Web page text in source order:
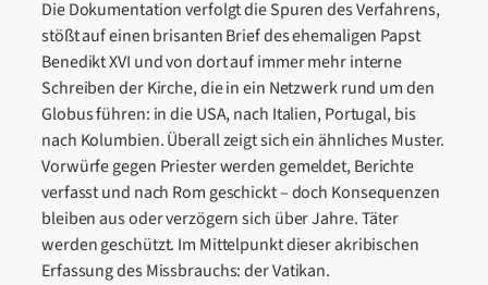
Die Dokumentation verfolgt die Spuren des Verfahrens,
stößt auf einen brisanten Brief des ehemaligen Papst
Benedikt XVI und von dort auf immer mehr interne
Schreiben der Kirche, die in ein Netzwerk rund um den
Globus führen: in die USA, nach Italien, Portugal, bis
nach Kolumbien. Überall zeigt sich ein ähnliches Muster.
Vorwürfe gegen Priester werden gemeldet, Berichte
verfasst und nach Rom geschickt – doch Konsequenzen
bleiben aus oder verzögern sich über Jahre. Täter
werden geschützt. Im Mittelpunkt dieser akribischen
Erfassung des Missbrauchs: der Vatikan.